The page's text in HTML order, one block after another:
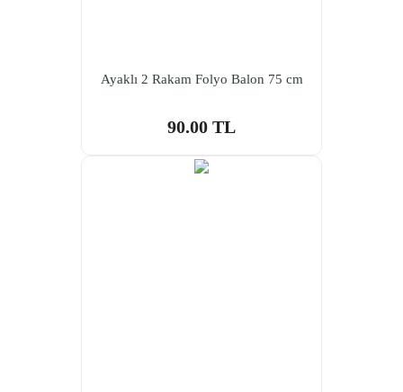
Ayaklı 2 Rakam Folyo Balon 75 cm
90.00 TL